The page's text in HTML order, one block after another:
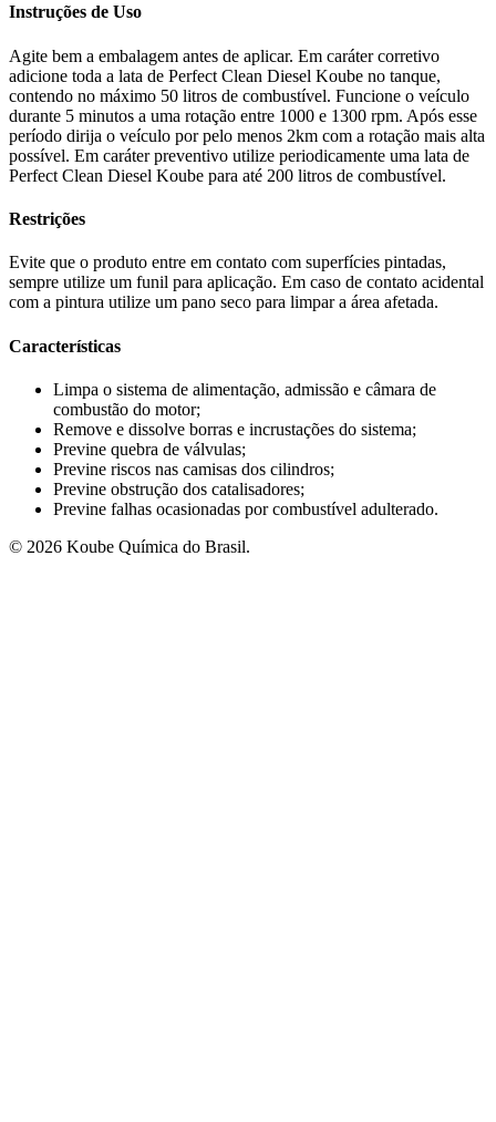
Instruções de Uso
Agite bem a embalagem antes de aplicar. Em caráter corretivo
adicione toda a lata de Perfect Clean Diesel Koube no tanque,
contendo no máximo 50 litros de combustível. Funcione o veículo
durante 5 minutos a uma rotação entre 1000 e 1300 rpm. Após esse
período dirija o veículo por pelo menos 2km com a rotação mais alta
possível. Em caráter preventivo utilize periodicamente uma lata de
Perfect Clean Diesel Koube para até 200 litros de combustível.
Restrições
Evite que o produto entre em contato com superfícies pintadas,
sempre utilize um funil para aplicação. Em caso de contato acidental
com a pintura utilize um pano seco para limpar a área afetada.
Características
Limpa o sistema de alimentação, admissão e câmara de
combustão do motor;
Remove e dissolve borras e incrustações do sistema;
Previne quebra de válvulas;
Previne riscos nas camisas dos cilindros;
Previne obstrução dos catalisadores;
Previne falhas ocasionadas por combustível adulterado.
© 2026 Koube Química do Brasil.